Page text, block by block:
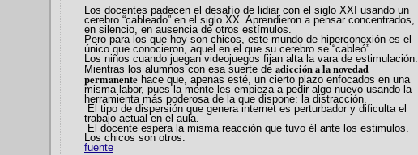
Los docentes padecen el desafío de lidiar con el siglo XXI usando un
cerebro “cableado” en el siglo XX. Aprendieron a pensar concentrados,
en silencio, en ausencia de otros estímulos.
Pero para los que hoy son chicos, este mundo de hiperconexión es el
único que conocieron, aquel en el que su cerebro se “cableó”.
Los niños cuando juegan videojuegos fijan alta la vara de estimulación.
Mientras los alumnos con esa suerte de adicción a la novedad
permanente hace que, apenas esté, un cierto plazo enfocados en una
misma labor, pues la mente les empieza a pedir algo nuevo usando la
herramienta más poderosa de la que dispone: la distracción.
El tipo de dispersión que genera internet es perturbador y dificulta el
trabajo actual en el aula.
El docente espera la misma reacción que tuvo él ante los estimulos.
Los chicos son otros.
fuente